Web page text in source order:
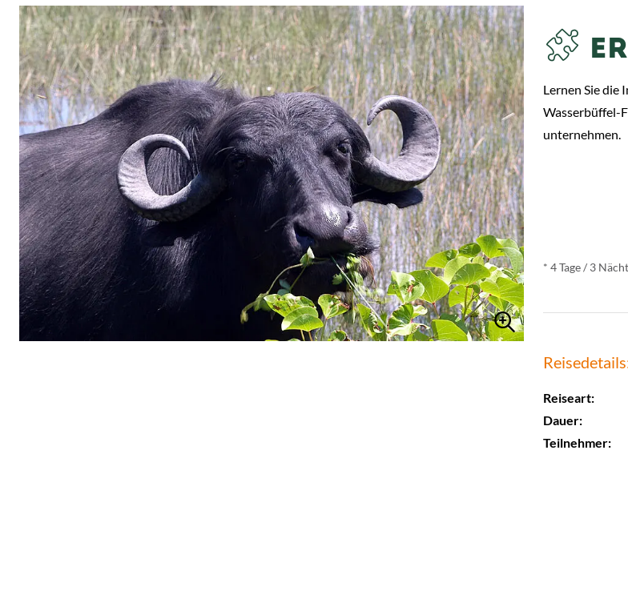
Lernen Sie die
Wasserbüffel-
unternehmen.
* 4 Tage / 3
Reiseart:
Dauer:
Teilnehmer: